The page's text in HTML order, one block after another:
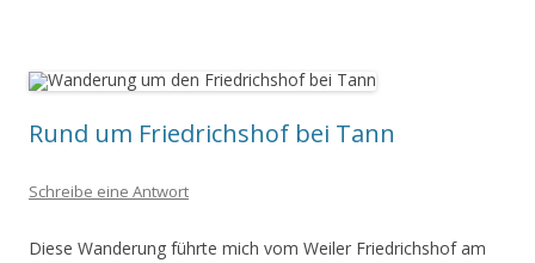
Rund um Friedrichshof bei Tann
Schreibe eine Antwort
Diese Wanderung führte mich vom Weiler Friedrichshof am